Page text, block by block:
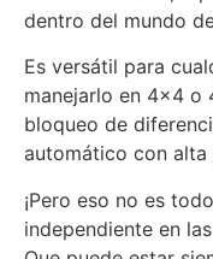
dentro del mundo
Es versátil para
manejarlo en 4×4 o
bloqueo de
automático con alta
¡Pero eso no es
independiente en